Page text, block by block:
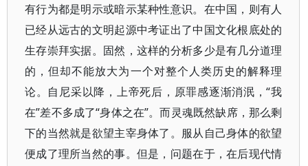
有行为都是明示或暗示某种性意识。在中国，则有人
已经从远古的文明起源中考证出了中国文化根底处的
生存崇拜实据。固然，这样的分析多少是有几分道理
的，但却不能放大为一个对整个人类历史的解释理
论。自尼采以降，上帝死后，原罪感逐渐消泯，“我
在”差不多成了“身体之在”。而灵魂既然缺席，那么剩
下的当然就是欲望主宰身体了。服从自己身体的欲望
便成了理所当然的事。但是，问题在于，在后现代情